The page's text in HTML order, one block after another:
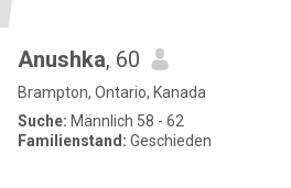
Anushka, 60
Brampton, Ontario, Kanada
Suche: Männlich 58 - 62
Familienstand: Geschieden